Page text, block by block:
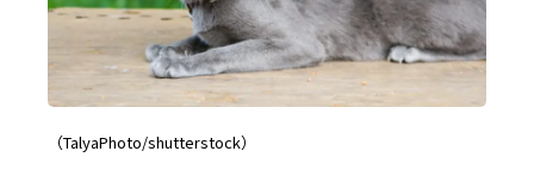
（TalyaPhoto/shutterstock）